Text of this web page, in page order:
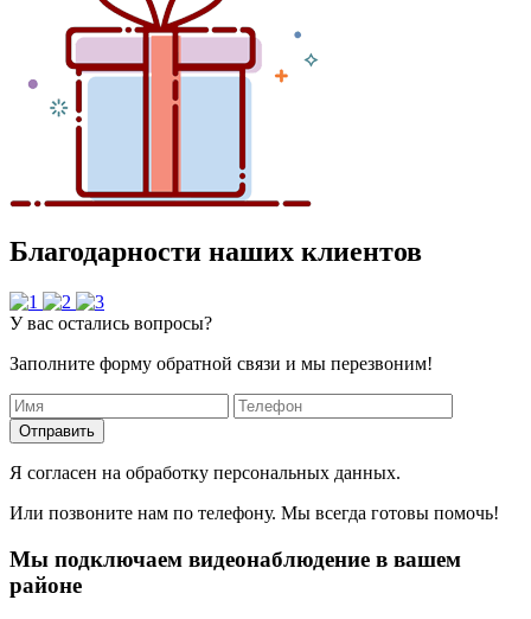
Благодарности наших клиентов
У вас остались вопросы?
Заполните форму обратной связи и мы перезвоним!
Отправить
Я согласен на обработку персональных данных.
Или позвоните нам по телефону. Мы всегда готовы помочь!
Мы подключаем видеонаблюдение в вашем
районе